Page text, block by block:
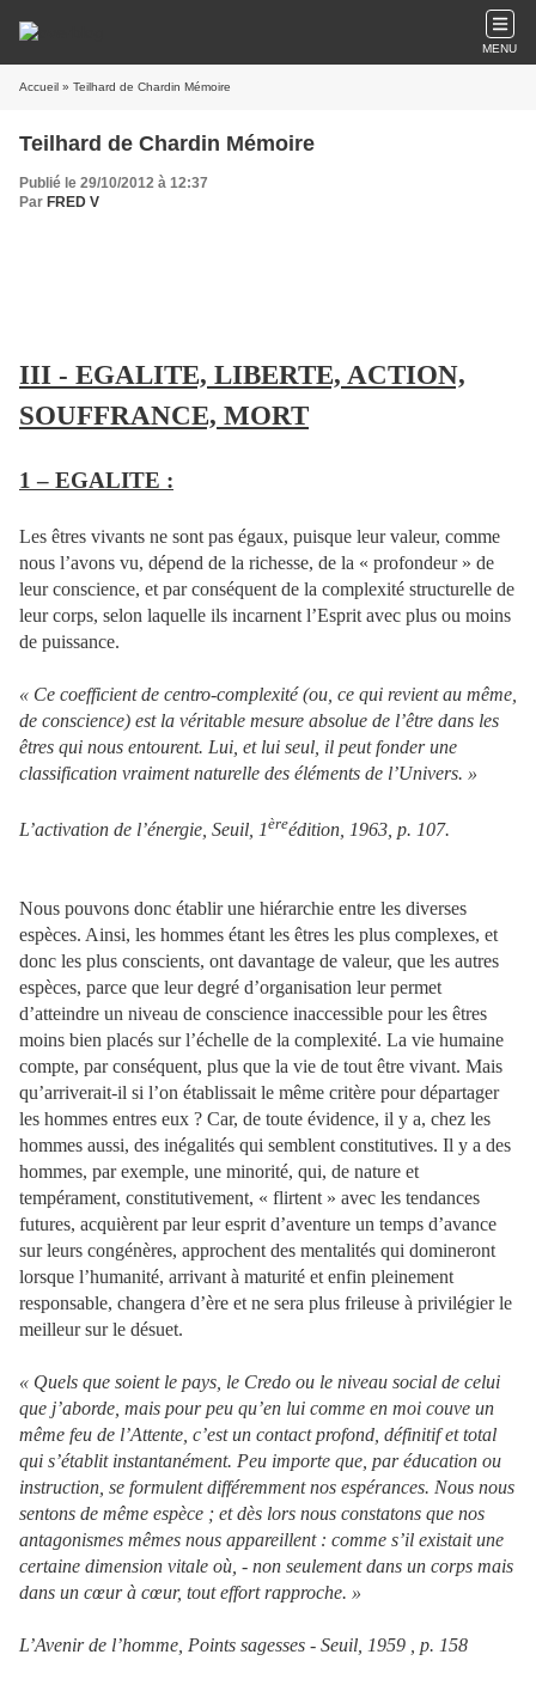
MENU
Accueil » Teilhard de Chardin Mémoire
Teilhard de Chardin Mémoire
Publié le 29/10/2012 à 12:37
Par FRED V
III - EGALITE, LIBERTE, ACTION,
SOUFFRANCE, MORT
1 – EGALITE :
Les êtres vivants ne sont pas égaux, puisque leur valeur, comme
nous l’avons vu, dépend de la richesse, de la « profondeur » de
leur conscience, et par conséquent de la complexité structurelle de
leur corps, selon laquelle ils incarnent l’Esprit avec plus ou moins
de puissance.
« Ce coefficient de centro-complexité (ou, ce qui revient au même,
de conscience) est la véritable mesure absolue de l’être dans les
êtres qui nous entourent. Lui, et lui seul, il peut fonder une
classification vraiment naturelle des éléments de l’Univers. »
L’activation de l’énergie, Seuil, 1èreédition, 1963, p. 107.
Nous pouvons donc établir une hiérarchie entre les diverses
espèces. Ainsi, les hommes étant les êtres les plus complexes, et
donc les plus conscients, ont davantage de valeur, que les autres
espèces, parce que leur degré d’organisation leur permet
d’atteindre un niveau de conscience inaccessible pour les êtres
moins bien placés sur l’échelle de la complexité. La vie humaine
compte, par conséquent, plus que la vie de tout être vivant. Mais
qu’arriverait-il si l’on établissait le même critère pour départager
les hommes entres eux ? Car, de toute évidence, il y a, chez les
hommes aussi, des inégalités qui semblent constitutives. Il y a des
hommes, par exemple, une minorité, qui, de nature et
tempérament, constitutivement, « flirtent » avec les tendances
futures, acquièrent par leur esprit d’aventure un temps d’avance
sur leurs congénères, approchent des mentalités qui domineront
lorsque l’humanité, arrivant à maturité et enfin pleinement
responsable, changera d’ère et ne sera plus frileuse à privilégier le
meilleur sur le désuet.
« Quels que soient le pays, le Credo ou le niveau social de celui
que j’aborde, mais pour peu qu’en lui comme en moi couve un
même feu de l’Attente, c’est un contact profond, définitif et total
qui s’établit instantanément. Peu importe que, par éducation ou
instruction, se formulent différemment nos espérances. Nous nous
sentons de même espèce ; et dès lors nous constatons que nos
antagonismes mêmes nous appareillent : comme s’il existait une
certaine dimension vitale où, - non seulement dans un corps mais
dans un cœur à cœur, tout effort rapproche. »
L’Avenir de l’homme, Points sagesses - Seuil, 1959 , p. 158